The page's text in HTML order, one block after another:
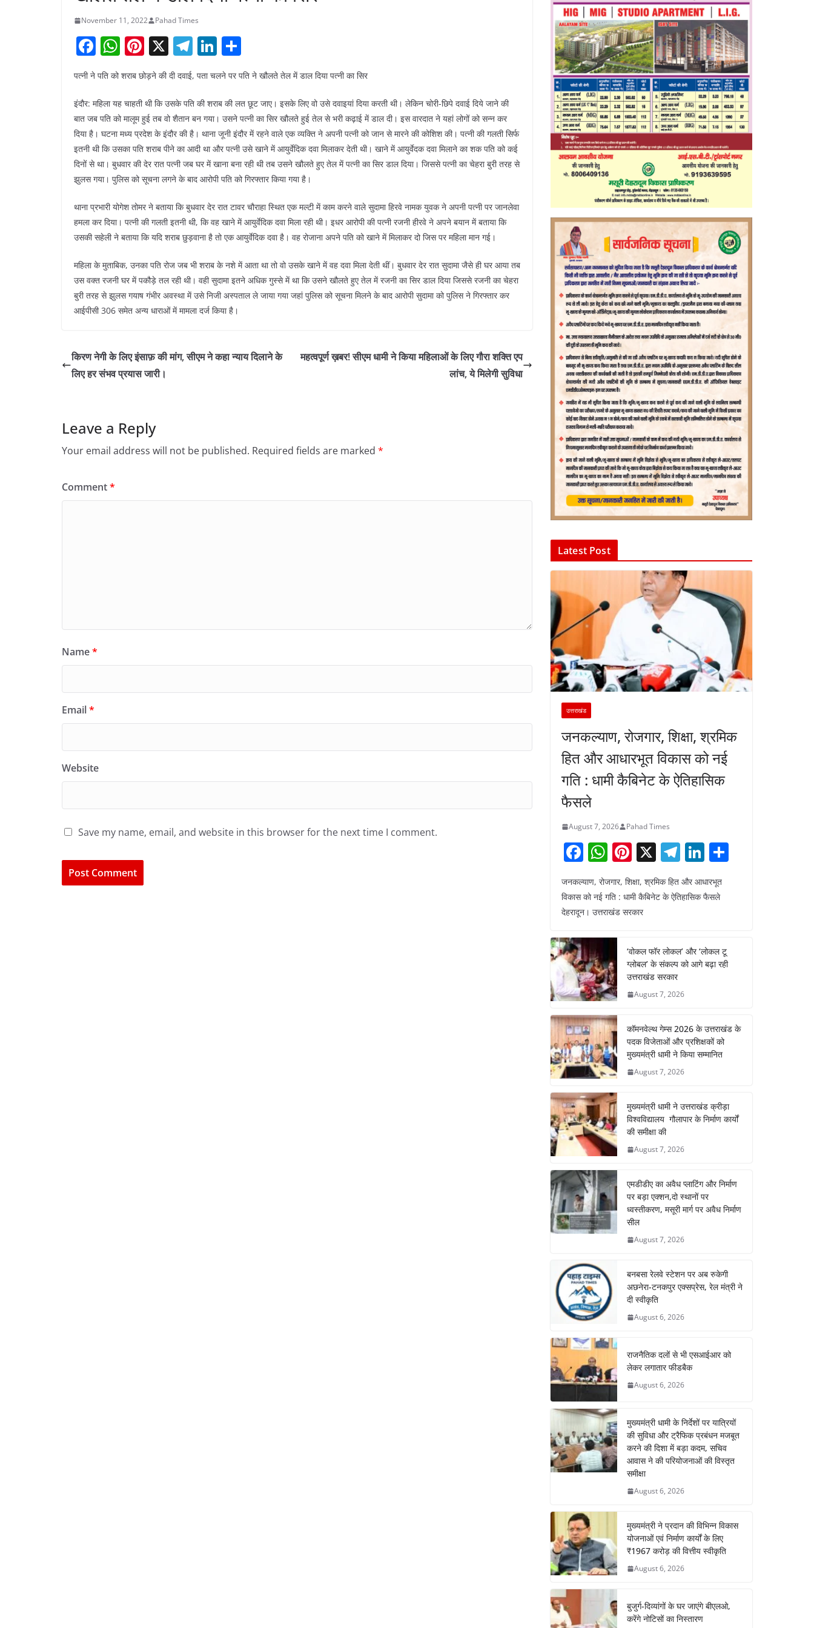
November 11, 2022 Pahad Times
F
a
c
e
b
o
o
k
W
at
s
A
p
p
Pi
nt
er
e
st
X T
e
gr
a
m
Li
n
k
e
dI
n
h
ar
e
पत्नी ने पति को शराब छोड़ने की दी दवाई, पता चलने पर पति ने खौलते तेल में डाल दिया पत्नी का सिर
इंदौर: महिला यह चाहती थी कि उसके पति की शराब की लत छूट जाए। इसके लिए वो उसे दवाइयां दिया करती थी। लेकिन चोरी-छिपे दवाई दिये जाने की
बात जब पति को मालूम हुई तब वो शैतान बन गया। उसने पत्नी का सिर खौलते हुई तेल से भरी कढ़ाई में डाल दी। इस वारदात ने यहां लोगों को सन्न कर
दिया है। घटना मध्य प्रदेश के इंदौर की है। थाना जूनी इंदौर में रहने वाले एक व्यक्ति ने अपनी पत्नी को जान से मारने की कोशिश की। पत्नी की गलती सिर्फ
इतनी थी कि उसका पति शराब पीने का आदी था और पत्नी उसे खाने में आयुर्वेदिक दवा मिलाकर देती थी। खाने में आयुर्वेदक दवा मिलाने का शक पति को कई
दिनों से था। बुधवार की देर रात पत्नी जब घर में खाना बना रही थी तब उसने खौलते हुए तेल में पत्नी का सिर डाल दिया। जिससे पत्नी का चेहरा बुरी तरह से
झुलस गया। पुलिस को सूचना लगने के बाद आरोपी पति को गिरफ्तार किया गया है।
थाना प्रभारी योगेश तोमर ने बताया कि बुधवार देर रात टावर चौराहा स्थित एक मल्टी में काम करने वाले सुदामा हिरवे नामक युवक ने अपनी पत्नी पर जानलेवा
हमला कर दिया। पत्नी की गलती इतनी थी, कि वह खाने में आयुर्वेदिक दवा मिला रही थी। इधर आरोपी की पत्नी रजनी हीरवे ने अपने बयान में बताया कि
उसकी सहेली ने बताया कि यदि शराब छुड़वाना है तो एक आयुर्वेदिक दवा है। वह रोजाना अपने पति को खाने में मिलाकर दो जिस पर महिला मान गई।
महिला के मुताबिक, उनका पति रोज जब भी शराब के नशे में आता था तो वो उसके खाने में वह दवा मिला देती थीं। बुधवार देर रात सुदामा जैसे ही घर आया तब
उस वक्त रजनी घर में पकौड़े तल रही थी। वही सुदामा इतने अधिक गुस्से में था कि उसने खौलते हुए तेल में रजनी का सिर डाल दिया जिससे रजनी का चेहरा
बुरी तरह से झुलस गयाष गंभीर अवस्था में उसे निजी अस्पताल ले जाया गया जहां पुलिस को सूचना मिलने के बाद आरोपी सुदामा को पुलिस ने गिरफ्तार कर
आईपीसी 306 समेत अन्य धाराओं में मामला दर्ज किया है।
किरण नेगी के लिए इंसाफ़ की मांग, सीएम ने कहा न्याय दिलाने के
लिए हर संभव प्रयास जारी।
महत्वपूर्ण ख़बर! सीएम धामी ने किया महिलाओं के लिए गौरा शक्ति एप
लांच, ये मिलेगी सुविधा
Leave a Reply
Your email address will not be published. Required fields are marked *
Comment*
Name*
Email*
Website
Save my name, email, and website in this browser for the next time I comment.
Latest Post
उत्तराखंड
जनकल्याण, रोजगार, शिक्षा, श्रमिक
हित और आधारभूत विकास को नई
गति : धामी कैबिनेट के ऐतिहासिक
फैसले
August 7, 2026 Pahad Times
F
c
e
o
o
k
W
at
s
p
Pi
er
e
X T
el
e
m
Li
k
n
जनकल्याण, रोजगार, शिक्षा, श्रमिक हित और आधारभूत
विकास को नई गति : धामी कैबिनेट के ऐतिहासिक फैसले
देहरादून। उत्तराखंड सरकार
‘वोकल फॉर लोकल’ और ‘लोकल टू
ग्लोबल’ के संकल्प को आगे बढ़ा रही
उत्तराखंड सरकार
August 7, 2026
कॉमनवेल्थ गेम्स 2026 के उत्तराखंड के
पदक विजेताओं और प्रशिक्षकों को
मुख्यमंत्री धामी ने किया सम्मानित
August 7, 2026
मुख्यमंत्री धामी ने उत्तराखंड क्रीड़ा
विश्वविद्यालय गौलापार के निर्माण कार्यों
की समीक्षा की
August 7, 2026
एमडीडीए का अवैध प्लाटिंग और निर्माण
पर बड़ा एक्शन,दो स्थानों पर
ध्वस्तीकरण, मसूरी मार्ग पर अवैध निर्माण
सील
August 7, 2026
बनबसा रेलवे स्टेशन पर अब रुकेगी
अछनेरा-टनकपुर एक्सप्रेस, रेल मंत्री ने
दी स्वीकृति
August 6, 2026
राजनैतिक दलों से भी एसआईआर को
लेकर लगातार फीडबैक
August 6, 2026
मुख्यमंत्री धामी के निर्देशों पर यात्रियों
की सुविधा और ट्रैफिक प्रबंधन मजबूत
करने की दिशा में बड़ा कदम, सचिव
आवास ने की परियोजनाओं की विस्तृत
समीक्षा
August 6, 2026
मुख्यमंत्री ने प्रदान की विभिन्न विकास
योजनाओं एवं निर्माण कार्यों के लिए
₹1967 करोड़ की वित्तीय स्वीकृति
August 6, 2026
बुजुर्ग-दिव्यांगों के घर जाएंगे बीएलओ,
करेंगे नोटिसों का निस्तारण